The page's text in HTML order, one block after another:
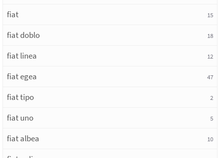
fiat 15
fiat doblo 18
fiat linea 12
fiat egea 47
fiat tipo 2
fiat uno 5
fiat albea 10